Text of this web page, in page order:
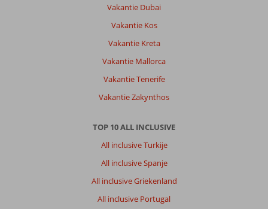
Vakantie Dubai
Vakantie Kos
Vakantie Kreta
Vakantie Mallorca
Vakantie Tenerife
Vakantie Zakynthos
TOP 10 ALL INCLUSIVE
All inclusive Turkije
All inclusive Spanje
All inclusive Griekenland
All inclusive Portugal